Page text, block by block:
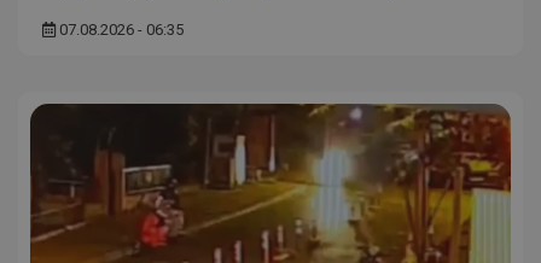
07.08.2026 - 06:35